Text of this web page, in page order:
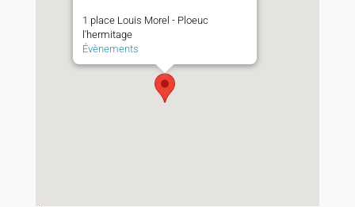
1 place Louis Morel - Ploeuc
l'hermitage
Évènements